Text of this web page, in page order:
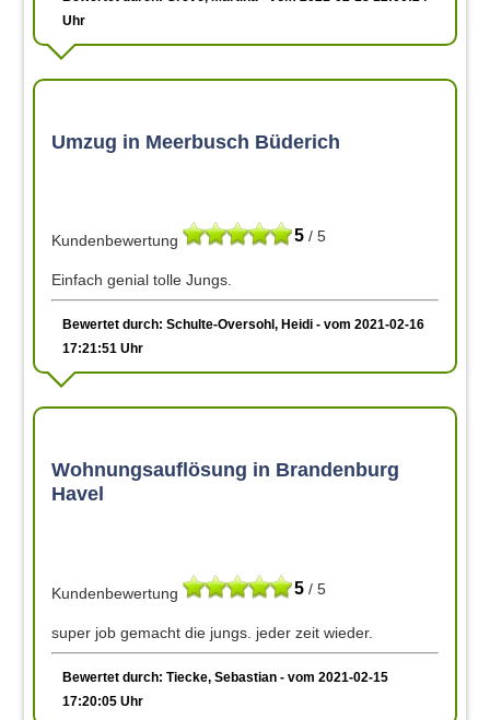
Uhr
Umzug in Meerbusch Büderich
5 / 5
Kundenbewertung
Einfach genial tolle Jungs.
Bewertet durch: Schulte-Oversohl, Heidi - vom 2021-02-16
17:21:51 Uhr
Wohnungsauflösung in Brandenburg
Havel
5 / 5
Kundenbewertung
super job gemacht die jungs. jeder zeit wieder.
Bewertet durch: Tiecke, Sebastian - vom 2021-02-15
17:20:05 Uhr